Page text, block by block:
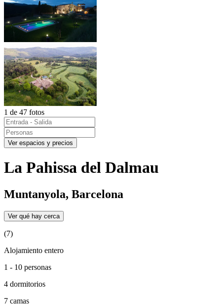
1 de 47 fotos
Ver espacios y precios
La Pahissa del Dalmau
Muntanyola, Barcelona
Ver qué hay cerca
(7)
Alojamiento entero
1 - 10 personas
4 dormitorios
7 camas